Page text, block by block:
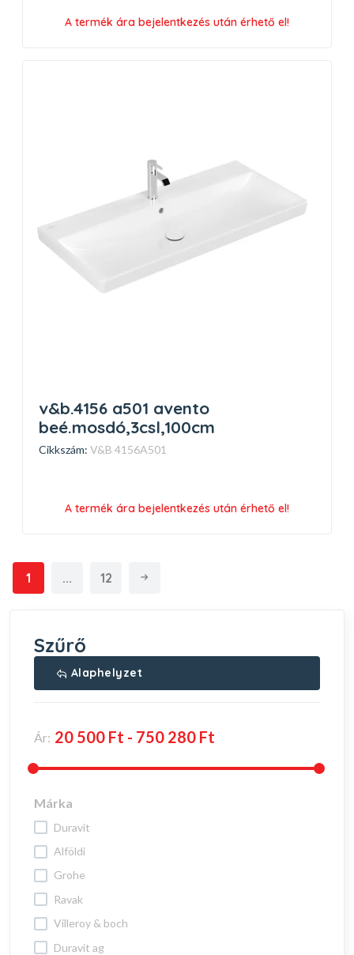
A termék ára bejelentkezés után érhető el!
v&b.4156 a501 avento
beé.mosdó,3csl,100cm
Cikkszám: V&B 4156A501
A termék ára bejelentkezés után érhető el!
1 ... 12
Szűrő
Alaphelyzet
Ár:
Márka
duravit
alföldi
grohe
ravak
villeroy & boch
duravit ag